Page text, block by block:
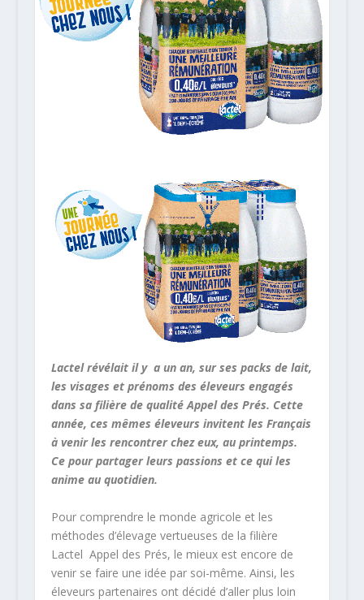
Lactel révélait il y a un an, sur ses packs de lait,
les visages et prénoms des éleveurs engagés
dans sa filière de qualité Appel des Prés. Cette
année, ces mêmes éleveurs invitent les Français
à venir les rencontrer chez eux, au printemps.
Ce pour partager leurs passions et ce qui les
anime au quotidien.
Pour comprendre le monde agricole et les
méthodes d’élevage vertueuses de la filière
Lactel Appel des Prés, le mieux est encore de
venir se faire une idée par soi-même. Ainsi, les
éleveurs partenaires ont décidé d’aller plus loin